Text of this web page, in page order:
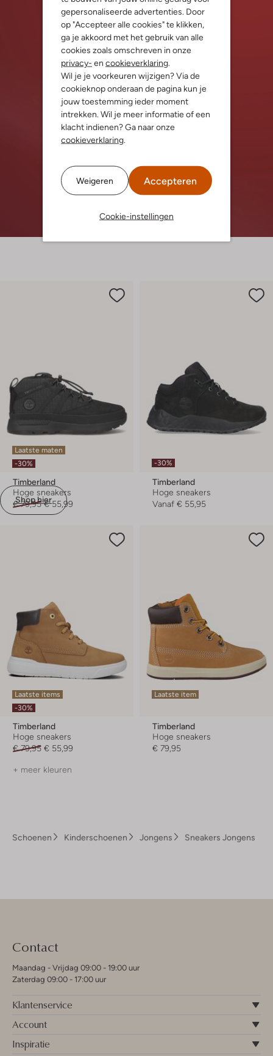
gepersonaliseerde advertenties. Door
op "Accepteer alle cookies" te klikken,
ga je akkoord met het gebruik van alle
cookies zoals omschreven in onze
privacy- en cookieverklaring.
Wil je je voorkeuren wijzigen? Via de
cookieknop onderaan de pagina kun je
jouw toestemming ieder moment
intrekken. Wil je meer informatie of een
klacht indienen? Ga naar onze
cookieverklaring.
Weigeren Accepteren
Cookie-instellingen
Shop hier
Laatste maten
-30%
Timberland
Hoge sneakers
€ 79,95 € 55,99
-30%
Timberland
Hoge sneakers
Vanaf € 55,95
Laatste items
-30%
Timberland
Hoge sneakers
€ 79,95 € 55,99
+ meer kleuren
Laatste item
Timberland
Hoge sneakers
€ 79,95
Schoenen Kinderschoenen Jongens Sneakers Jongens
Contact
Maandag - Vrijdag 09:00 - 19:00 uur
Zaterdag 09:00 - 17:00 uur
Klantenservice
Account
Inspiratie